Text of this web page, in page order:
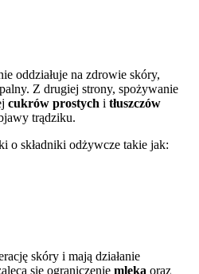
oddziałuje na zdrowie skóry,
Z drugiej strony, spożywanie
cukrów prostych i tłuszczów
trądziku.
o składniki odżywcze takie jak:
skóry i mają działanie
się ograniczenie mleka oraz